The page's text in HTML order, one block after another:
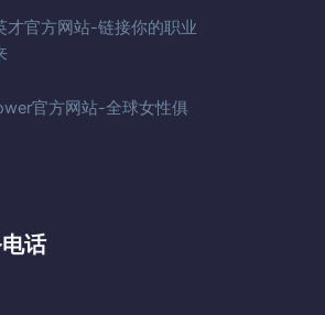
才官方网站-链接你的职业
官方网站-全球女性俱
话